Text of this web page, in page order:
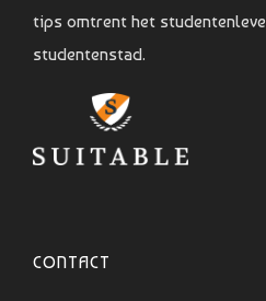
tips omtrent het
studentenstad.
CONTACT